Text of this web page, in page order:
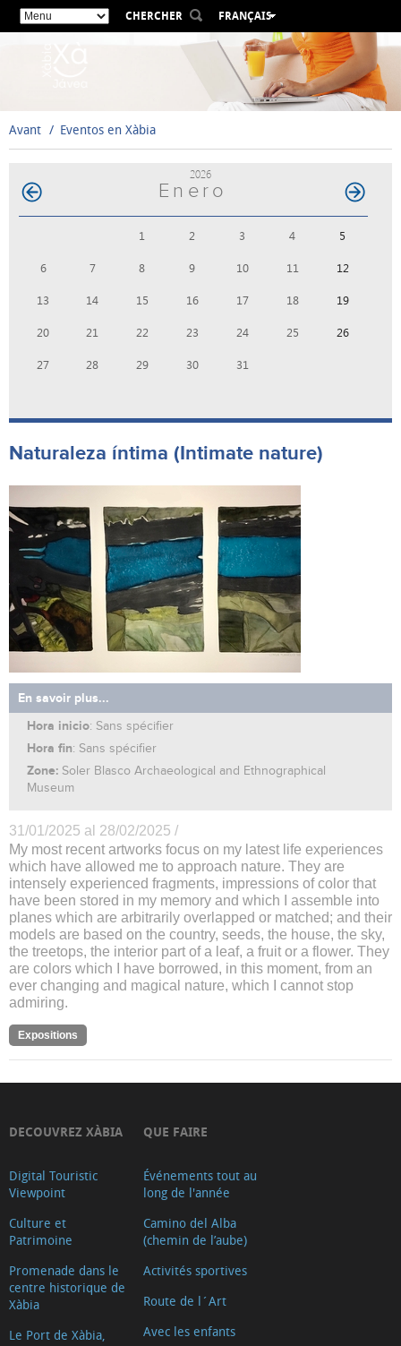
CHERCHER
FRANÇAIS
ESPAÑOL
VALENCIÀ
ENGLISH
Avant Eventos en Xàbia
2026
Enero
1 2 3 4 5
6 7 8 9 10 11 12
13 14 15 16 17 18 19
20 21 22 23 24 25 26
27 28 29 30 31
Naturaleza íntima (Intimate nature)
En savoir plus...
Hora inicio: Sans spécifier
Hora fin: Sans spécifier
Zone: Soler Blasco Archaeological and Ethnographical
Museum
31/01/2025 al 28/02/2025 /
My most recent artworks focus on my latest life experiences
which have allowed me to approach nature. They are
intensely experienced fragments, impressions of color that
have been stored in my memory and which I assemble into
planes which are arbitrarily overlapped or matched; and their
models are based on the country, seeds, the house, the sky,
the treetops, the interior part of a leaf, a fruit or a flower. They
are colors which I have borrowed, in this moment, from an
ever changing and magical nature, which I cannot stop
admiring.
Expositions
DECOUVREZ XÀBIA
Digital Touristic
Viewpoint
Culture et
Patrimoine
Promenade dans le
centre historique de
Xàbia
Le Port de Xàbia,
QUE FAIRE
Événements tout au
long de l'année
Camino del Alba
(chemin de l’aube)
Activités sportives
Route de l´Art
Avec les enfants